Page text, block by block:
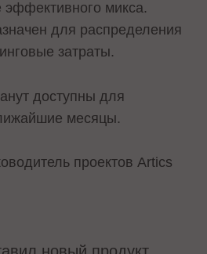
эффективного микса.
для распределения
затраты.
доступны для
месяцы.
проектов Artics